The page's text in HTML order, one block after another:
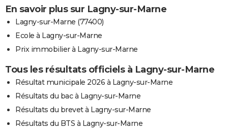
En savoir plus sur Lagny-sur-Marne
Lagny-sur-Marne (77400)
Ecole à Lagny-sur-Marne
Prix immobilier à Lagny-sur-Marne
Tous les résultats officiels à Lagny-sur-Marne
Résultat municipale 2026 à Lagny-sur-Marne
Résultats du bac à Lagny-sur-Marne
Résultats du brevet à Lagny-sur-Marne
Résultats du BTS à Lagny-sur-Marne